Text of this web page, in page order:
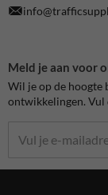
Meld je aan voor
Wil je op de hoogte
ontwikkelingen. Vul